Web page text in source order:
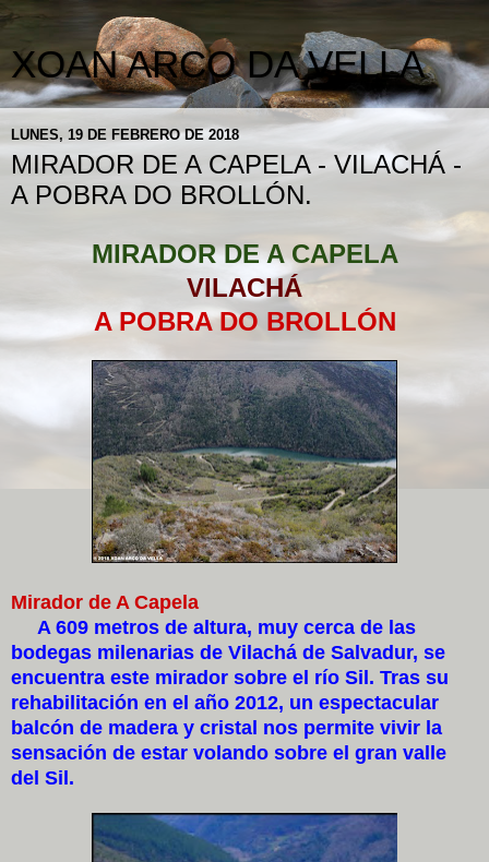
XOAN ARCO DA VELLA
LUNES, 19 DE FEBRERO DE 2018
MIRADOR DE A CAPELA - VILACHÁ -
A POBRA DO BROLLÓN.
MIRADOR DE A CAPELA
VILACHÁ
A POBRA DO BROLLÓN
Mirador de A Capela
A 609 metros de altura, muy cerca de las
bodegas milenarias de Vilachá de Salvadur, se
encuentra este mirador sobre el río Sil. Tras su
rehabilitación en el año 2012, un espectacular
balcón de madera y cristal nos permite vivir la
sensación de estar volando sobre el gran valle
del Sil.